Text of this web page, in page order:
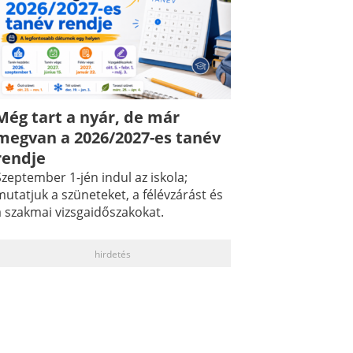
tart a nyár, de már
a 2026/2027-es tanév
1-jén indul az iskola;
a szüneteket, a félévzárást és
szakmai vizsgaidőszakokat.
hirdetés